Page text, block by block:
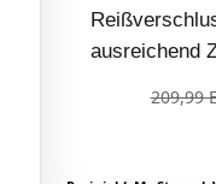
ausreichend
209,99